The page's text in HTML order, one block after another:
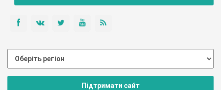
Підтримати сайт